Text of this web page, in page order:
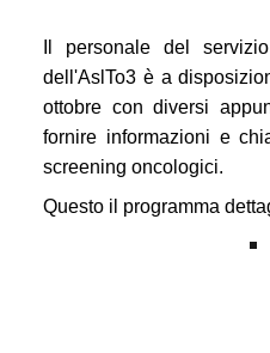
Il personale del
dell'AslTo3 è a
ottobre con diversi
fornire informazioni e
screening oncologici.
Questo il programma